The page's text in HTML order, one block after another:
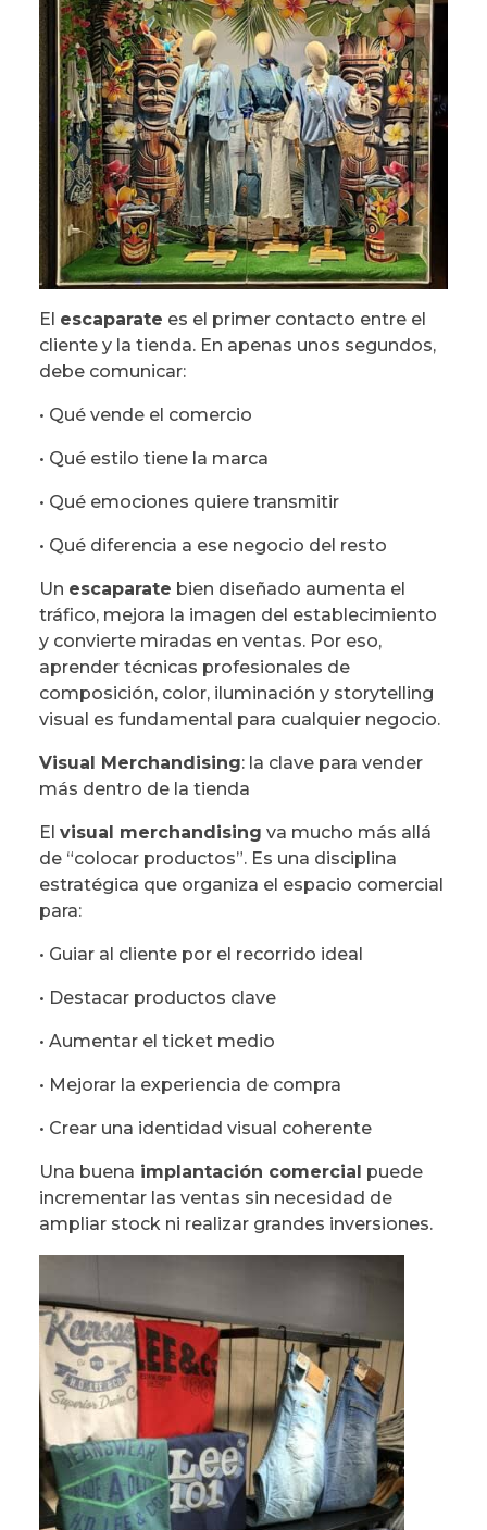
El escaparate es el primer contacto entre el
cliente y la tienda. En apenas unos segundos,
debe comunicar:
• Qué vende el comercio
• Qué estilo tiene la marca
• Qué emociones quiere transmitir
• Qué diferencia a ese negocio del resto
Un escaparate bien diseñado aumenta el
tráfico, mejora la imagen del establecimiento
y convierte miradas en ventas. Por eso,
aprender técnicas profesionales de
composición, color, iluminación y storytelling
visual es fundamental para cualquier negocio.
Visual Merchandising: la clave para vender
más dentro de la tienda
El visual merchandising va mucho más allá
de “colocar productos”. Es una disciplina
estratégica que organiza el espacio comercial
para:
• Guiar al cliente por el recorrido ideal
• Destacar productos clave
• Aumentar el ticket medio
• Mejorar la experiencia de compra
• Crear una identidad visual coherente
Una buena implantación comercial puede
incrementar las ventas sin necesidad de
ampliar stock ni realizar grandes inversiones.